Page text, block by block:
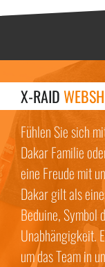
X-RAID
Fühlen Sie sich
Dakar Familie
eine Freude mit
Dakar gilt als
Beduine, Symbol
Unabhängigkeit.
um das Team in